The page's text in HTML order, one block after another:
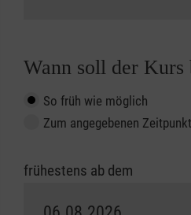
Wann soll der Kurs
So früh wie möglich
Zum angegebenen Zeitpunkt
frühestens ab dem